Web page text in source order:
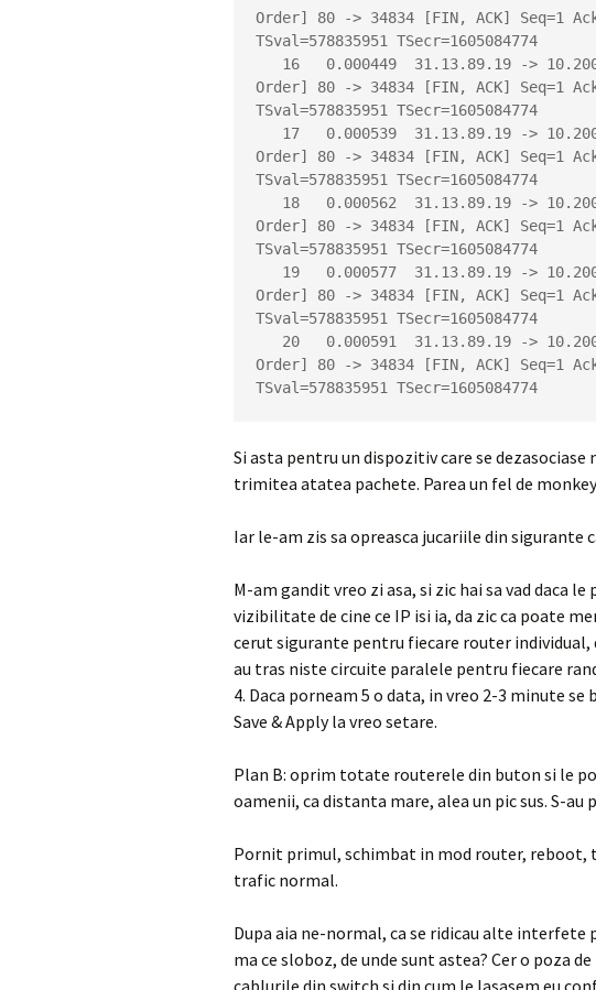
Order] 80 -> 34834 [FIN, ACK] Seq=1
TSval=578835951 TSecr=1605084774
Order] 80 -> 34834 [FIN, ACK] Seq=1
TSval=578835951 TSecr=1605084774
Order] 80 -> 34834 [FIN, ACK] Seq=1
TSval=578835951 TSecr=1605084774
Order] 80 -> 34834 [FIN, ACK] Seq=1
TSval=578835951 TSecr=1605084774
Order] 80 -> 34834 [FIN, ACK] Seq=1
TSval=578835951 TSecr=1605084774
Order] 80 -> 34834 [FIN, ACK] Seq=1
TSval=578835951 TSecr=1605084774
Si asta pentru un dispozitiv care se
trimitea atatea pachete. Parea un fel de
Iar le-am zis sa opreasca jucariile din sigurante
M-am gandit vreo zi asa, si zic hai sa vad daca
vizibilitate de cine ce IP isi ia, da zic ca poate
cerut sigurante pentru fiecare router
au tras niste circuite paralele pentru fiecare
4. Daca porneam 5 o data, in vreo 2-3 minute
Save & Apply la vreo setare.
Plan B: oprim totate routerele din buton si le
oamenii, ca distanta mare, alea un pic sus. S-
Pornit primul, schimbat in mod router,
trafic normal.
Dupa aia ne-normal, ca se ridicau alte interfete
ma ce sloboz, de unde sunt astea? Cer o poza
cablurile din switch si din cum le lasasem eu